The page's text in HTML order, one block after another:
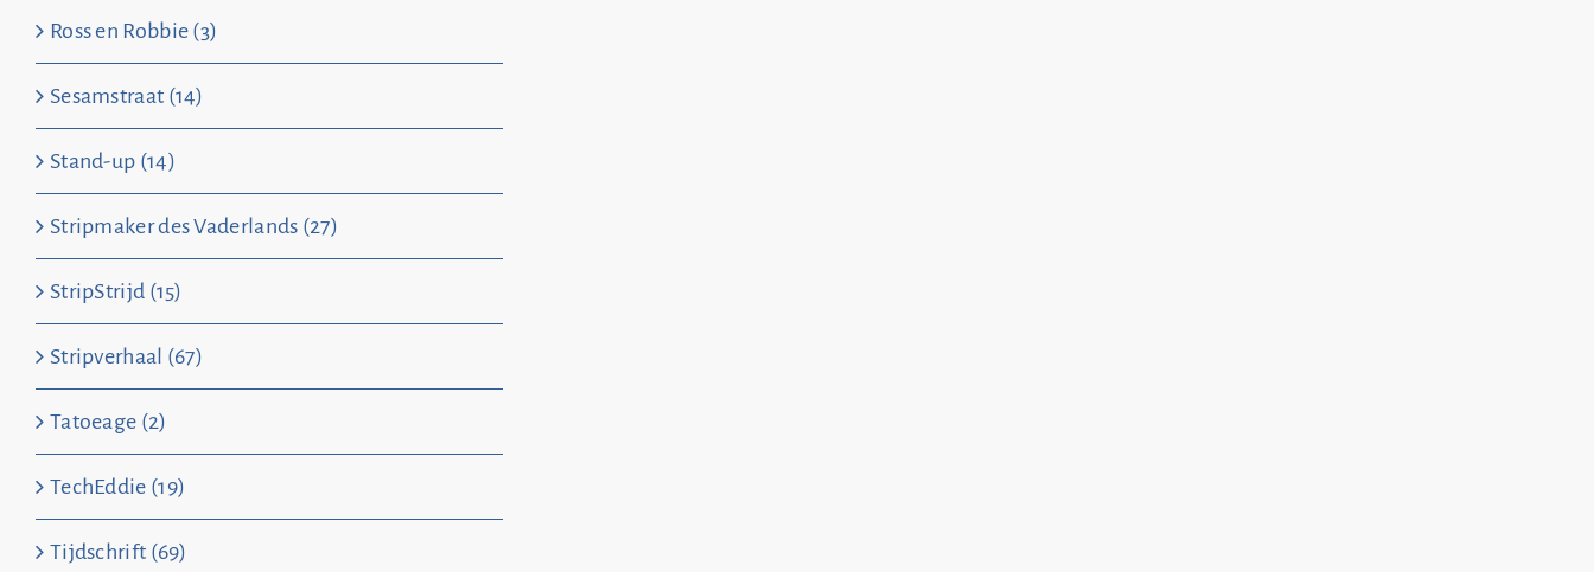
Ross en Robbie (3)
Sesamstraat (14)
Stand-up (14)
Stripmaker des Vaderlands (27)
StripStrijd (15)
Stripverhaal (67)
Tatoeage (2)
TechEddie (19)
Tijdschrift (69)